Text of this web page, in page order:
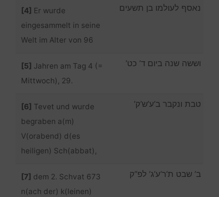
[4] Er wurde
eingesammelt in seine
Welt im Alter von 96
נאסף לעולמו בן תשעים
[5] Jahren am Tag 4 (=
Mittwoch), 29.
וששה שנה ביום ד’ כט’
[6] Tevet und wurde
begraben a(m)
V(orabend) d(es
heiligen) Sch(abbat),
טבת ונקבר ב’ע’ש’ק’
[7] dem 2. Schvat 673
n(ach der) k(leinen)
ב’ שבט ת’ר’ע’ג’ לפ”ק